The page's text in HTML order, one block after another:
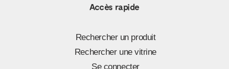
Accès rapide
Rechercher un produit
Rechercher une vitrine
Se connecter